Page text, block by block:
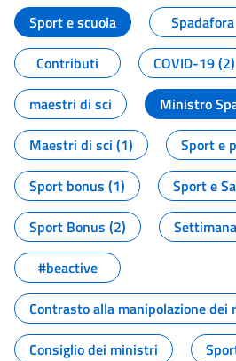
Sport e scuola
Spadafora
Contributi
COVID-19 (2)
maestri di sci
Ministro
Maestri di sci (1)
Sport e
Sport bonus (1)
Sport e
Sport Bonus (2)
#beactive
Contrasto alla manipolazione
Consiglio dei ministri